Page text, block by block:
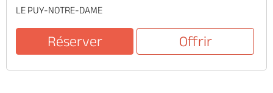
LE PUY-NOTRE-DAME
Réserver Offrir